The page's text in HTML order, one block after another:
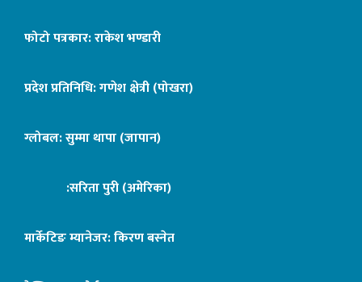
फोटो पत्रकार: राकेश भण्डारी
प्रदेश प्रतिनिधि: गणेश क्षेत्री (पोखरा)
ग्लोबल: सुम्मा थापा (जापान)
:सरिता पुरी (अमेरिका)
मार्केटिङ म्यानेजर: किरण बस्नेत